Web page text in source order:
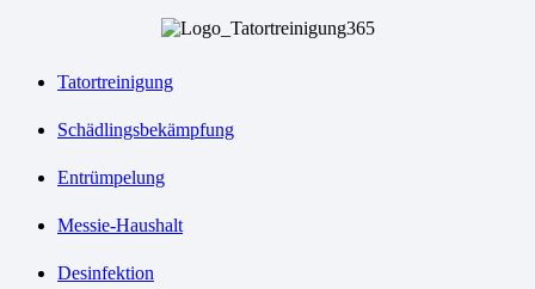
Tatortreinigung
Schädlingsbekämpfung
Entrümpelung
Messie-Haushalt
Desinfektion